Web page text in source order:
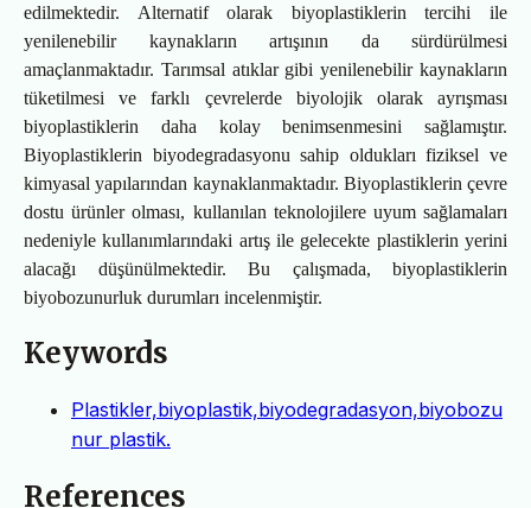
edilmektedir. Alternatif olarak biyoplastiklerin tercihi ile
yenilenebilir kaynakların artışının da sürdürülmesi
amaçlanmaktadır. Tarımsal atıklar gibi yenilenebilir kaynakların
tüketilmesi ve farklı çevrelerde biyolojik olarak ayrışması
biyoplastiklerin daha kolay benimsenmesini sağlamıştır.
Biyoplastiklerin biyodegradasyonu sahip oldukları fiziksel ve
kimyasal yapılarından kaynaklanmaktadır. Biyoplastiklerin çevre
dostu ürünler olması, kullanılan teknolojilere uyum sağlamaları
nedeniyle kullanımlarındaki artış ile gelecekte plastiklerin yerini
alacağı düşünülmektedir. Bu çalışmada, biyoplastiklerin
biyobozunurluk durumları incelenmiştir.
Keywords
Plastikler,biyoplastik,biyodegradasyon,biyobozu
nur plastik.
References